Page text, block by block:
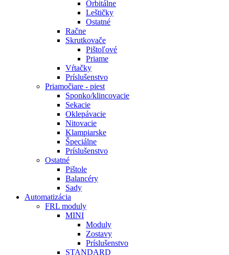
Orbitálne
Leštičky
Ostatné
Račne
Skrutkovače
Pištoľové
Priame
Vŕtačky
Príslušenstvo
Priamočiare - piest
Sponko/klincovacie
Sekacie
Oklepávacie
Nitovacie
Klampiarske
Špeciálne
Príslušenstvo
Ostatné
Pištole
Balancéry
Sady
Automatizácia
FRL moduly
MINI
Moduly
Zostavy
Príslušenstvo
STANDARD